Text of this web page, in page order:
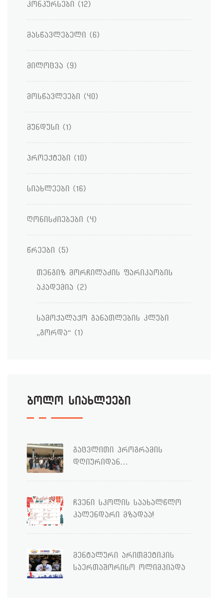
კონკურსები (12)
მასწავლებელი (6)
მილოცვა (9)
მოსწავლეები (40)
მუნდუსი (1)
პროექტები (10)
სიახლეები (16)
ღონისძიებები (4)
წრეები (5)
თენგიზ მორჩილაძის ფარიკაობის
აკადემია (2)
სამოქალაქო განათლების კლუბი
„გორდა“ (1)
ბოლო სიახლეები
გაცვლითი პროგრამის
დღიურიდან…
ჩვენი სკოლის საახალწლო
კალენდარი მზადაა!
მენტალური არითმეტიკის
საერთაშორისო ოლიმპიადა